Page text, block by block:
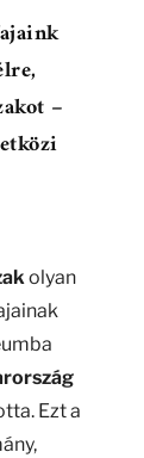
–
olyan
Ezt a